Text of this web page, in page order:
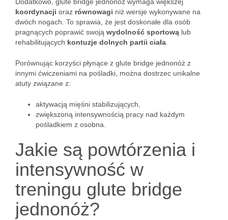
koordynacji oraz równowagi niż wersje wykonywane na
dwóch nogach. To sprawia, że jest doskonałe dla osób
pragnących poprawić swoją wydolność sportową lub
rehabilitujących kontuzje dolnych partii ciała
Porównując korzyści płynące z glute bridge jednonóż z
innymi ćwiczeniami na pośladki, można dostrzec unikalne
atuty związane z:
aktywacją mięśni stabilizujących,
zwiększoną intensywnością pracy nad każdym
pośladkiem z osobna.
Jakie są powtórzenia i
intensywność w
treningu glute bridge
jednonóż?